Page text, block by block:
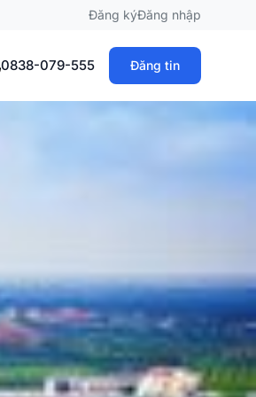
Đăng kýĐăng nhập
0838-079-555 Đăng tin